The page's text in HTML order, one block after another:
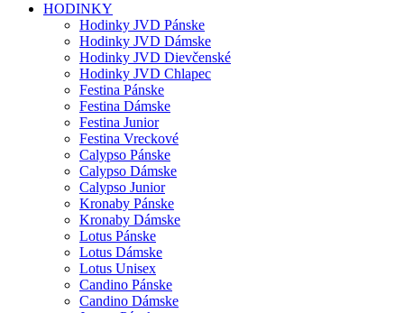
HODINKY
Hodinky JVD Pánske
Hodinky JVD Dámske
Hodinky JVD Dievčenské
Hodinky JVD Chlapec
Festina Pánske
Festina Dámske
Festina Junior
Festina Vreckové
Calypso Pánske
Calypso Dámske
Calypso Junior
Kronaby Pánske
Kronaby Dámske
Lotus Pánske
Lotus Dámske
Lotus Unisex
Candino Pánske
Candino Dámske